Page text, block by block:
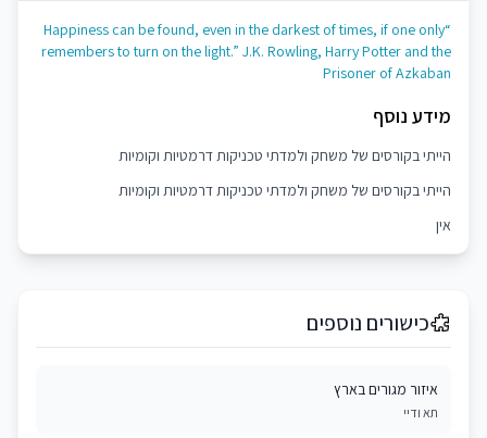
“Happiness can be found, even in the darkest of times, if one only
remembers to turn on the light.” J.K. Rowling, Harry Potter and the
Prisoner of Azkaban
מידע נוסף
הייתי בקורסים של משחק ולמדתי טכניקות דרמטיות וקומיות
הייתי בקורסים של משחק ולמדתי טכניקות דרמטיות וקומיות
אין
כישורים נוספים
איזור מגורים בארץ
תא ודיי